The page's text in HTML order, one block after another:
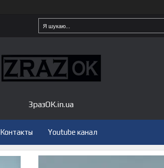
ЗразОК.in.ua
Контакты Youtube канал